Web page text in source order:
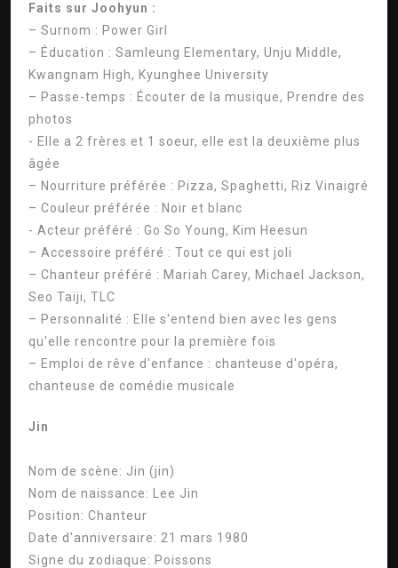
Faits sur Joohyun :
– Surnom : Power Girl
– Éducation : Samleung Elementary, Unju Middle,
Kwangnam High, Kyunghee University
– Passe-temps : Écouter de la musique, Prendre des
photos
- Elle a 2 frères et 1 soeur, elle est la deuxième plus
âgée
– Nourriture préférée : Pizza, Spaghetti, Riz Vinaigré
– Couleur préférée : Noir et blanc
- Acteur préféré : Go So Young, Kim Heesun
– Accessoire préféré : Tout ce qui est joli
– Chanteur préféré : Mariah Carey, Michael Jackson,
Seo Taiji, TLC
– Personnalité : Elle s'entend bien avec les gens
qu'elle rencontre pour la première fois
– Emploi de rêve d'enfance : chanteuse d'opéra,
chanteuse de comédie musicale
Jin
Nom de scène: Jin (jin)
Nom de naissance:
Lee Jin
Position: Chanteur
Date d'anniversaire: 21 mars 1980
Signe du zodiaque: Poissons